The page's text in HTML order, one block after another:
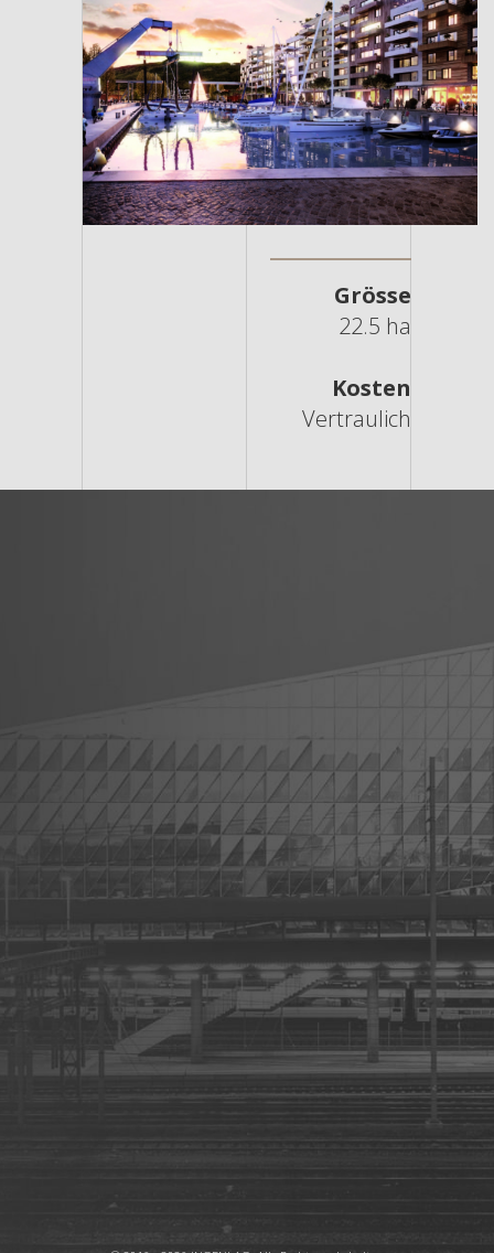
Grösse
22.5 ha
Kosten
Vertraulich